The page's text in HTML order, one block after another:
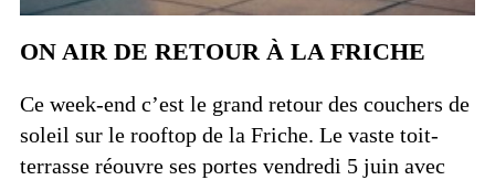
ON AIR DE RETOUR À LA FRICHE
Ce week-end c’est le grand retour des couchers de
soleil sur le rooftop de la Friche. Le vaste toit-
terrasse réouvre ses portes vendredi 5 juin avec